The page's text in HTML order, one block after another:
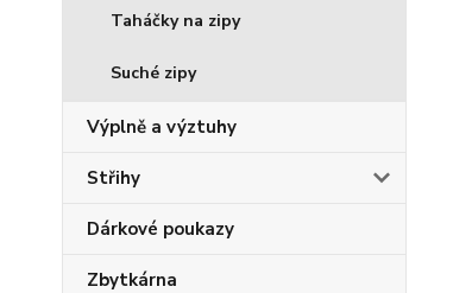
Taháčky na zipy
Suché zipy
Výplně a výztuhy
Střihy
Dárkové poukazy
Zbytkárna